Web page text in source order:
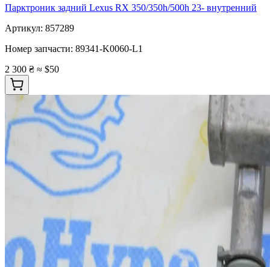
Парктроник задний Lexus RX 350/350h/500h 23- внутренний
Артикул: 857289
Номер запчасти: 89341-K0060-L1
2 300 ₴ ≈ $50